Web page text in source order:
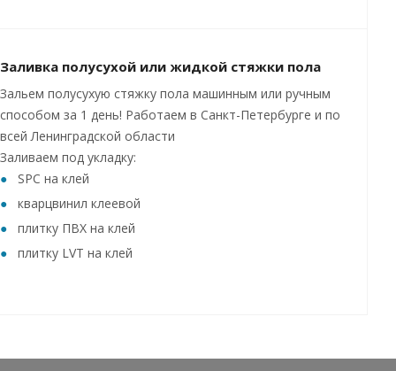
Заливка полусухой или жидкой стяжки пола
Зальем полусухую стяжку пола машинным или ручным
способом за 1 день! Работаем в Санкт-Петербурге и по
всей Ленинградской области
Заливаем под укладку:
SPC на клей
кварцвинил клеевой
плитку ПВХ на клей
плитку LVT на клей